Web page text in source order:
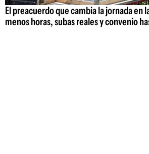
El preacuerdo que cambia la jornada en
menos horas, subas reales y convenio